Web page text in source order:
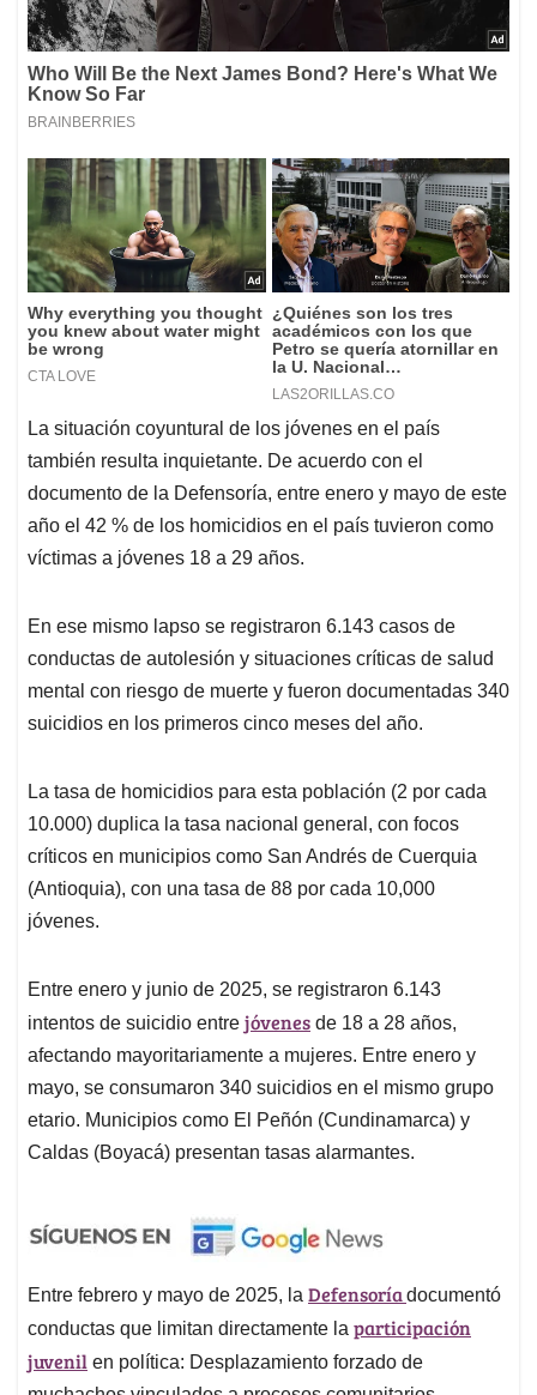
La situación coyuntural de los jóvenes en el país
también resulta inquietante. De acuerdo con el
documento de la Defensoría, entre enero y mayo de este
año el 42 % de los homicidios en el país tuvieron como
víctimas a jóvenes 18 a 29 años.
En ese mismo lapso se registraron 6.143 casos de
conductas de autolesión y situaciones críticas de salud
mental con riesgo de muerte y fueron documentadas 340
suicidios en los primeros cinco meses del año.
La tasa de homicidios para esta población (2 por cada
10.000) duplica la tasa nacional general, con focos
críticos en municipios como San Andrés de Cuerquia
(Antioquia), con una tasa de 88 por cada 10,000
jóvenes.
Entre enero y junio de 2025, se registraron 6.143
intentos de suicidio entre jóvenes de 18 a 28 años,
afectando mayoritariamente a mujeres. Entre enero y
mayo, se consumaron 340 suicidios en el mismo grupo
etario. Municipios como El Peñón (Cundinamarca) y
Caldas (Boyacá) presentan tasas alarmantes.
Entre febrero y mayo de 2025, la Defensoríadocumentó
conductas que limitan directamente la participación
juvenil en política: Desplazamiento forzado de